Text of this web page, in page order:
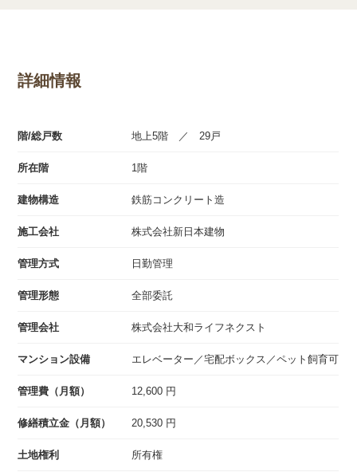
詳細情報
階/総戸数 地上5階 ／ 29戸
所在階 1階
建物構造 鉄筋コンクリート造
施工会社 株式会社新日本建物
管理方式 日勤管理
管理形態 全部委託
管理会社 株式会社大和ライフネクスト
マンション設備 エレベーター／宅配ボックス／ペット飼育可
管理費（月額） 12,600 円
修繕積立金（月額） 20,530 円
土地権利 所有権